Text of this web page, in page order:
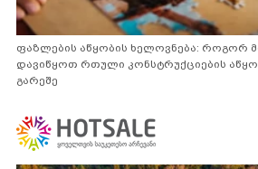
ფაზლების აწყობის ხელოვნება: როგორ
დავიწყოთ რთული კონსტრუქციების
გარეშე